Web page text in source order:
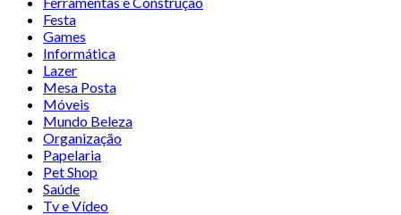
Festa
Games
Informática
Lazer
Mesa Posta
Móveis
Mundo Beleza
Organização
Papelaria
Pet Shop
Saúde
Tv e Vídeo